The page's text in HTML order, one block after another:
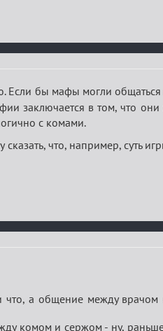
Если бы мафы могли
заключается в том, что
с комами.
сказать, что, например, суть
а общение между
комом и сержом - ну, раньше